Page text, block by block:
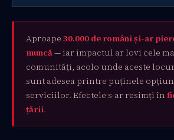
Aproape 30.000 de români și-ar
muncă— iar impactul ar lovi cele
comunități, acolo unde aceste
sunt adesea printre puținele
serviciilor. Efectele s-ar resimți în
țării.